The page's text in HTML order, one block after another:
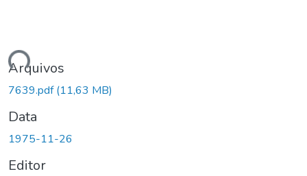
Arquivos
7639.pdf(11,63 MB)
Data
1975-11-26
Editor